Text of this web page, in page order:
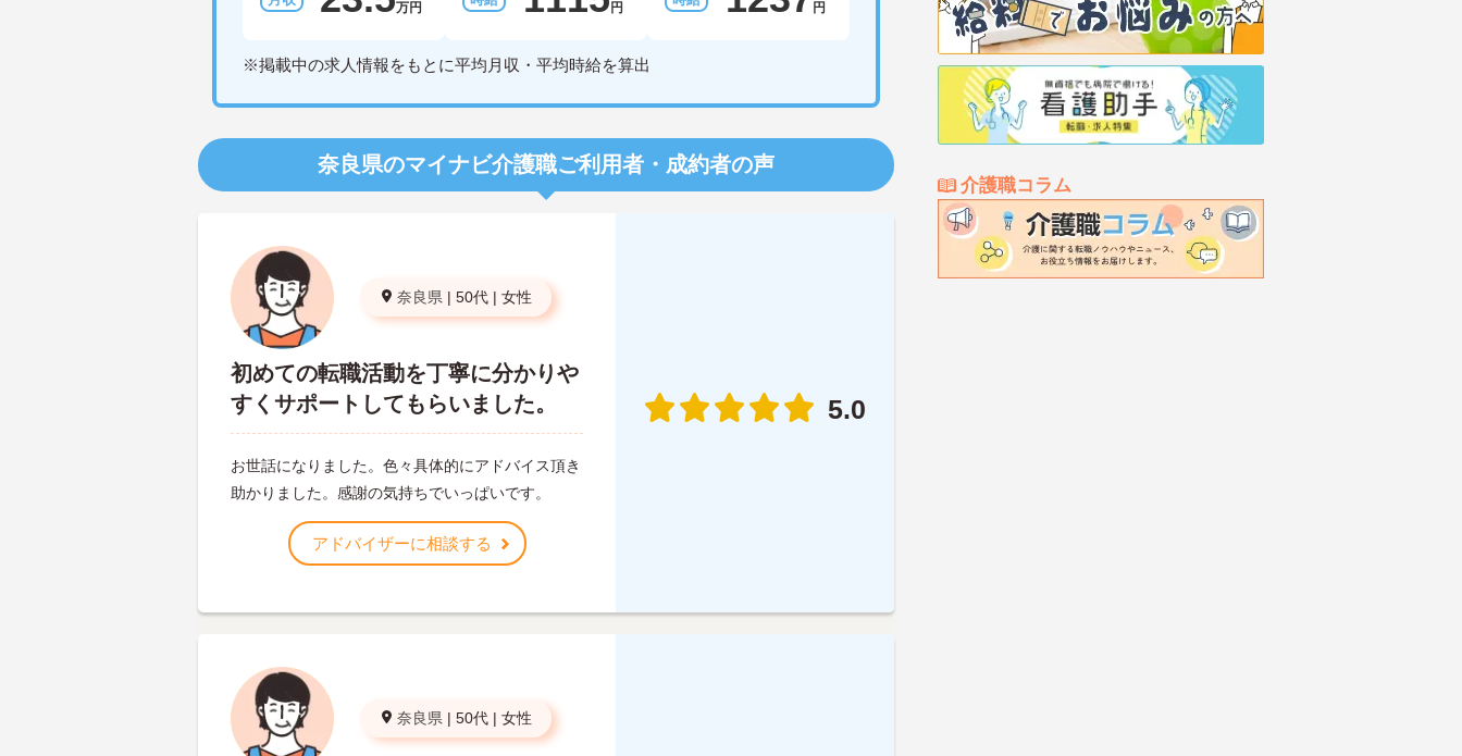
介護職コラム
万円 円 円
※掲載中の求人情報をもとに平均月収・平均時給を算出
奈良県のマイナビ介護職ご利用者・成約者の声
奈良県 | 50代 | 女性
初めての転職活動を丁寧に分かりや
すくサポートしてもらいました。
お世話になりました。色々具体的にアドバイス頂き
助かりました。感謝の気持ちでいっぱいです。
アドバイザーに相談する
5.0
奈良県 | 50代 | 女性